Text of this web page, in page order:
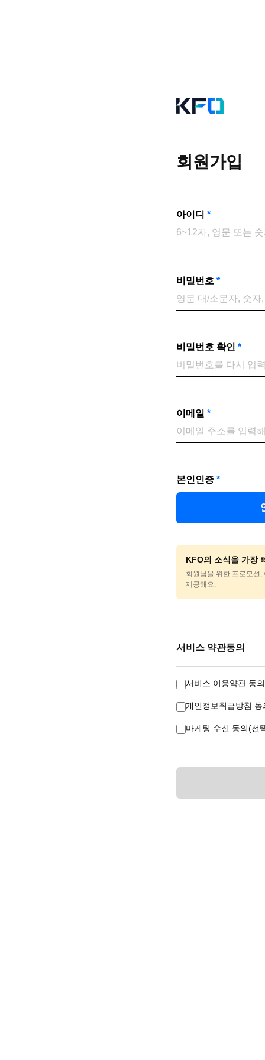
회원가입
아이디 *
비밀번호 *
비밀번호 확인 *
이메일 *
본인인증 *
KFO의 소식을 가장
회원님을 위한 프로모션
제공해요.
서비스 약관동의
서비스 이용약관 동
개인정보취급방침
마케팅 수신 동의(선